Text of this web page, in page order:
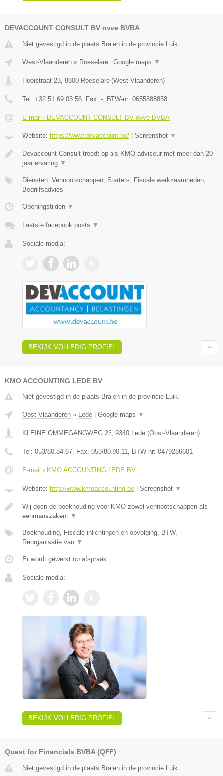
DEVACCOUNT CONSULT BV ovve BVBA
Niet gevestigd in de plaats Bra en in de provincie Luik.
West-Vlaanderen » Roeselare | Google maps ▼
Hooistraat 23 8800 Roeselare (West-Vlaanderen)
Tel: +32 51 69 03 56 , Fax: - , BTW-nr: 0655888858
E-mail › DEVACCOUNT CONSULT BV ovve BVBA
Website: https://www.devaccount.be/ | Screenshot ▼
Devaccount Consult treedt op als KMO-adviseur met meer dan 20
jaar ervaring ▼
Diensten: Vennootschappen, Starters, Fiscale werkzaamheden,
Bedrijfsadvies
Openingstijden ▼
Laatste facebook posts ▼
Sociale media:
BEKIJK VOLLEDIG PROFIEL
KMO ACCOUNTING LEDE BV
Niet gevestigd in de plaats Bra en in de provincie Luik.
Oost-Vlaanderen » Lede Google maps ▼
KLEINE OMMEGANGWEG 23 9340 Lede (Oost-Vlaanderen)
Tel: 053/80.84.67 , Fax: 053/80.90.11 , BTW-nr: 0479286601
E-mail › KMO ACCOUNTING LEDE BV
Website: http://www.kmoaccounting.be Screenshot ▼
Wij doen de boekhouding voor KMO zowel vennootschappen als
eenmanszaken.
▼
Boekhouding, Fiscale inlichtingen en opvolging, BTW,
Reorganisatie van ▼
Er wordt gewerkt op afspraak.
Sociale media:
BEKIJK VOLLEDIG PROFIEL
Quest for Financials BVBA (QFF)
Niet gevestigd in de plaats Bra en in de provincie Luik.